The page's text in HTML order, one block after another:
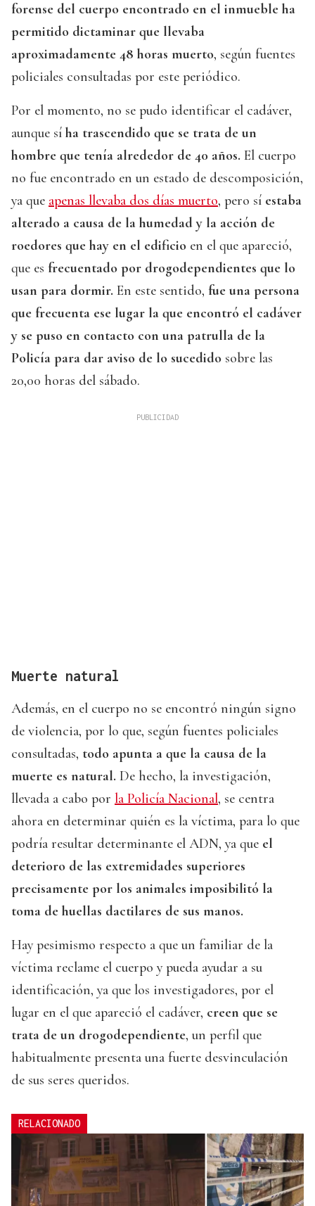
forense del cuerpo encontrado en el inmueble ha
permitido dictaminar que llevaba
aproximadamente 48 horas muerto, según fuentes
policiales consultadas por este periódico.
Por el momento, no se pudo identificar el cadáver,
aunque sí ha trascendido que se trata de un
hombre que tenía alrededor de 40 años. El cuerpo
no fue encontrado en un estado de descomposición,
ya que apenas llevaba dos días muerto, pero sí estaba
alterado a causa de la humedad y la acción de
roedores que hay en el edificio en el que apareció,
que es frecuentado por drogodependientes que lo
usan para dormir. En este sentido, fue una persona
que frecuenta ese lugar la que encontró el cadáver
y se puso en contacto con una patrulla de la
Policía para dar aviso de lo sucedido sobre las
20,00 horas del sábado.
Muerte natural
Además, en el cuerpo no se encontró ningún signo
de violencia, por lo que, según fuentes policiales
consultadas, todo apunta a que la causa de la
muerte es natural. De hecho, la investigación,
llevada a cabo por la Policía Nacional, se centra
ahora en determinar quién es la víctima, para lo que
podría resultar determinante el ADN, ya que el
deterioro de las extremidades superiores
precisamente por los animales imposibilitó la
toma de huellas dactilares de sus manos.
Hay pesimismo respecto a que un familiar de la
víctima reclame el cuerpo y pueda ayudar a su
identificación, ya que los investigadores, por el
lugar en el que apareció el cadáver, creen que se
trata de un drogodependiente, un perfil que
habitualmente presenta una fuerte desvinculación
de sus seres queridos.
RELACIONADO